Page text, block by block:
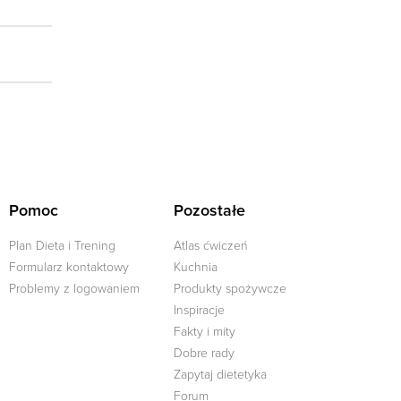
Pomoc
Plan Dieta i Trening
Formularz kontaktowy
Problemy z logowaniem
Pozostałe
Atlas ćwiczeń
Kuchnia
Produkty spożywcze
Inspiracje
Fakty i mity
Dobre rady
Zapytaj dietetyka
Forum